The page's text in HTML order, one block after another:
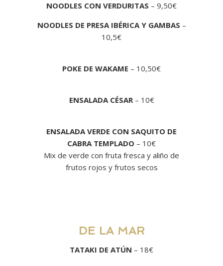
NOODLES CON VERDURITAS – 9,50€
NOODLES DE PRESA IBÉRICA Y GAMBAS –
10,5€
POKE DE WAKAME – 10,50€
ENSALADA CÉSAR– 10€
ENSALADA VERDE CON SAQUITO DE
CABRA TEMPLADO – 10€
Mix de verde con fruta fresca y aliño de
frutos rojos y frutos secos
DE LA MAR
TATAKI DE ATÚN – 18€